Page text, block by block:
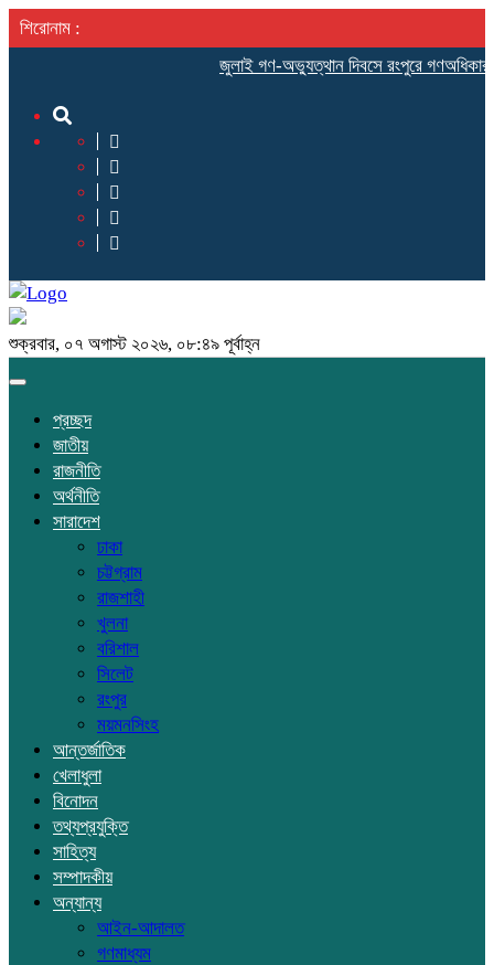
শিরোনাম :
‎জুলাই গণ-অভ্যুত্থান দিবসে রংপুরে গণঅধিকার
শুক্রবার, ০৭ অগাস্ট ২০২৬, ০৮:৪৯ পূর্বাহ্ন
Toggle
প্রচ্ছদ
জাতীয়
রাজনীতি
অর্থনীতি
সারাদেশ
ঢাকা
চট্টগ্রাম
রাজশাহী
খুলনা
বরিশাল
সিলেট
রংপুর
ময়মনসিংহ
আন্তর্জাতিক
খেলাধুলা
বিনোদন
তথ্যপ্রযুক্তি
সাহিত্য
সম্পাদকীয়
অন্যান্য
আইন-আদালত
গণমাধ্যম